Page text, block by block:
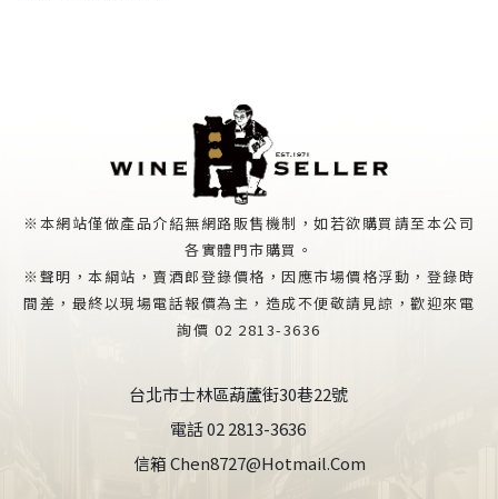
※本網站僅做產品介紹無網路販售機制，如若欲購買請至本公司
各實體門市購買。
※聲明，本綱站，賣酒郎登錄價格，因應市場價格浮動，登錄時
間差，最終以現場電話報價為主，造成不便敬請見諒，歡迎來電
詢價 02 2813-3636
台北市士林區葫蘆街30巷22號
電話 02 2813-3636
信箱 Chen8727@hotmail.com